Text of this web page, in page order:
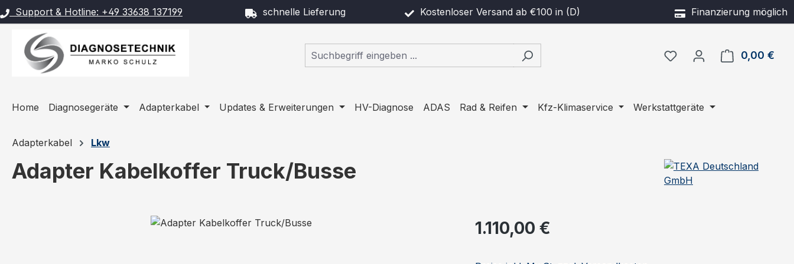
Hauptinhalt springen
Zur Suche springen
Zur Hauptnavigation springen
Support & Hotline: +49 33638 137199 schnelle Lieferung Kostenloser Versand ab €100 in (D) Finanzierung möglich
0,00 €
Home Diagnosegeräte Adapterkabel Updates & Erweiterungen HV-Diagnose ADAS Rad & Reifen Kfz-Klimaservice Werkstattgeräte
Adapterkabel Lkw
Adapter Kabelkoffer Truck/Busse
Regulärer Preis:
1.110,00 €